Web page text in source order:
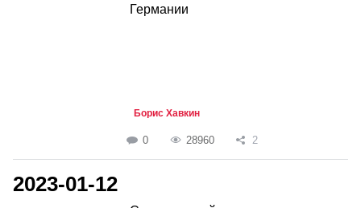
Германии
Борис Хавкин
0 28960 2
2023-01-12